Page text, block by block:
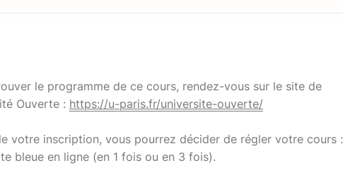
le programme de ce cours, rendez-vous sur le site de
Ouverte : https://u-paris.fr/universite-ouverte/
votre inscription, vous pourrez décider de régler votre cours :
bleue en ligne (en 1 fois ou en 3 fois).